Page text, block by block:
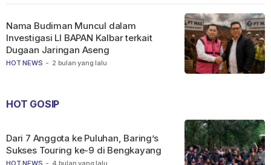
HOT NEWS - 2 bulan yang lalu
Nama Budiman Muncul dalam
Investigasi LI BAPAN Kalbar terkait
Dugaan Jaringan Aseng
HOT GOSIP
HOT NEWS - 4 bulan yang lalu
Dari 7 Anggota ke Puluhan, Baring’s
Sukses Touring ke-9 di Bengkayang